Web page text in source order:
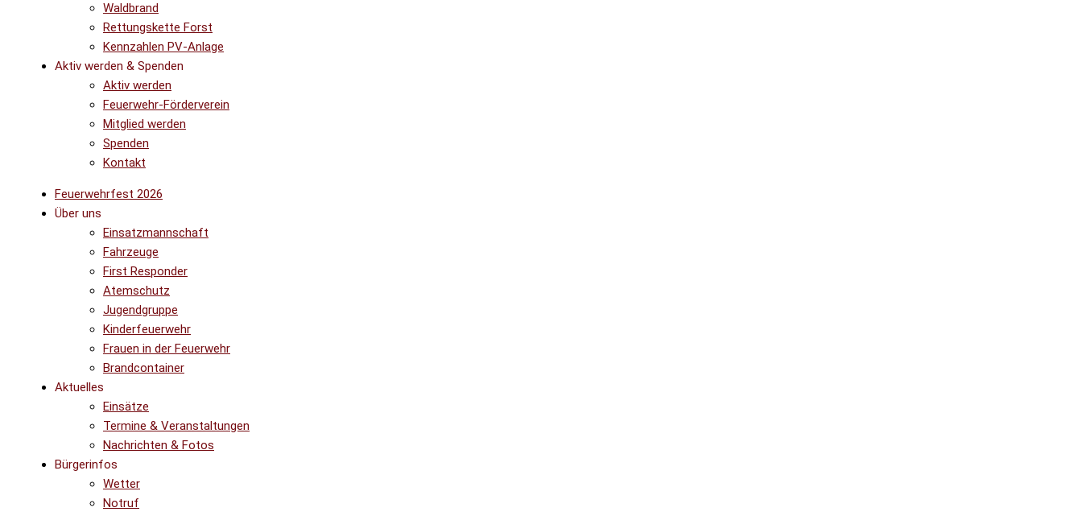
Waldbrand
Rettungskette Forst
Kennzahlen PV-Anlage
Aktiv werden & Spenden
Aktiv werden
Feuerwehr-Förderverein
Mitglied werden
Spenden
Kontakt
Feuerwehrfest 2026
Über uns
Einsatzmannschaft
Fahrzeuge
First Responder
Atemschutz
Jugendgruppe
Kinderfeuerwehr
Frauen in der Feuerwehr
Brandcontainer
Aktuelles
Einsätze
Termine & Veranstaltungen
Nachrichten & Fotos
Bürgerinfos
Wetter
Notruf